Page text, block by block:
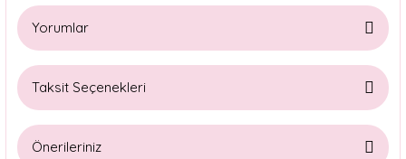
Yorumlar
Taksit Seçenekleri
Önerileriniz